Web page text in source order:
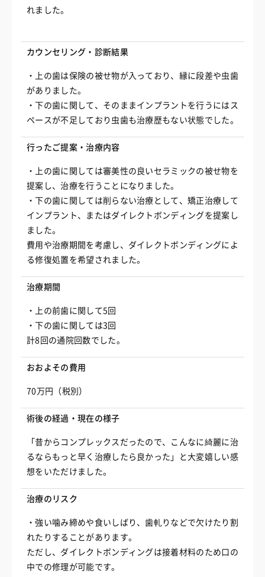
れました。
カウンセリング・診断結果
・上の歯は保険の被せ物が入っており、縁に段差や虫歯
がありました。
・下の歯に関して、そのままインプラントを行うにはス
ペースが不足しており虫歯も治療歴もない状態でした。
行ったご提案・治療内容
・上の歯に関しては審美性の良いセラミックの被せ物を
提案し、治療を行うことになりました。
・下の歯に関しては削らない治療として、矯正治療して
インプラント、またはダイレクトボンディングを提案し
ました。
費用や治療期間を考慮し、ダイレクトボンディングによ
る修復処置を希望されました。
治療期間
・上の前歯に関して5回
・下の歯に関しては3回
計8回の通院回数でした。
おおよその費用
70万円（税別）
術後の経過・現在の様子
「昔からコンプレックスだったので、こんなに綺麗に治
るならもっと早く治療したら良かった」と大変嬉しい感
想をいただけました。
治療のリスク
・強い噛み締めや食いしばり、歯軋りなどで欠けたり割
れたりすることがあります。
ただし、ダイレクトボンディングは接着材料のため口の
中での修理が可能です。